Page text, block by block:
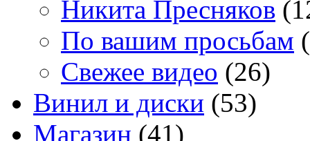
Никита Пресняков
По вашим просьбам
Свежее видео (26)
Винил и диски (53)
Магазин (41)